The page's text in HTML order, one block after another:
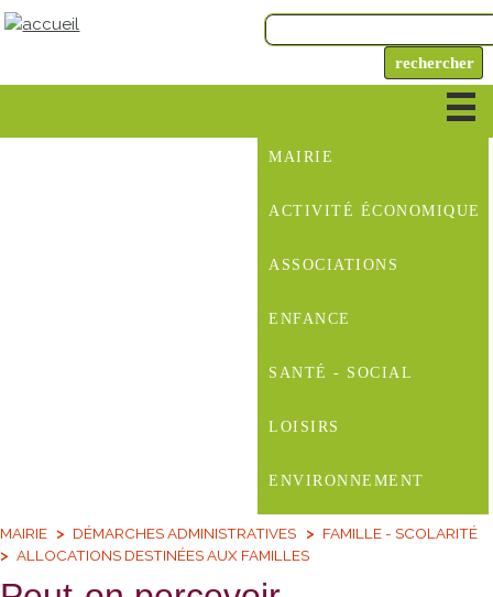
MAIRIE
ACTIVITÉ ÉCONOMIQUE
ASSOCIATIONS
ENFANCE
SANTÉ - SOCIAL
LOISIRS
ENVIRONNEMENT
MAIRIE DÉMARCHES ADMINISTRATIVES
FAMILLE - SCOLARITÉ
ALLOCATIONS DESTINÉES AUX FAMILLES